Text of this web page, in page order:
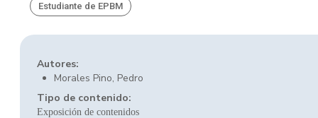
Estudiante de EPBM
Autores:
Morales Pino, Pedro
Tipo de contenido:
Exposición de contenidos